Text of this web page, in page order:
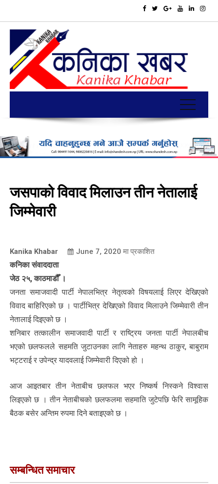
जसपाको विवाद मिलाउन तीन नेतालाई
जिम्मेवारी
Kanika Khabar June 7, 2020 मा प्रकाशित
कनिका संवाददाता
जेठ २५, काठमाडौँ ।
जनता समाजवादी पार्टी नेपालभित्र नेतृत्वको विषयलाई लिएर देखिएको
विवाद बाहिरिएको छ । पार्टीभित्र देखिएको विवाद मिलाउने जिम्मेवारी तीन
नेतालाई दिइएको छ ।
शनिबार तत्कालीन समाजवादी पार्टी र राष्ट्रिय जनता पार्टी नेपालबीच
भएको छलफलले सहमति जुटाउनका लागि नेताहरु महन्थ ठाकुर, बाबुराम
भट्टराई र उपेन्द्र यादवलाई जिम्मेवारी दिएको हो ।
आज आइतबार तीन नेताबीच छलफल भएर निष्कर्ष निस्कने विश्वास
लिइएको छ । तीन नेताबीचको छलफलमा सहमाति जुटेपछि फेरि सामूहिक
बैठक बसेर अन्तिम रुपमा दिने बताइएको छ ।
सम्बन्धित समाचार